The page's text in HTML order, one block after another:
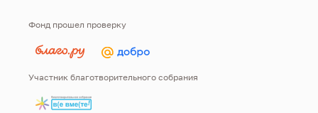
Фонд прошел проверку
Участник благотворительного собрания